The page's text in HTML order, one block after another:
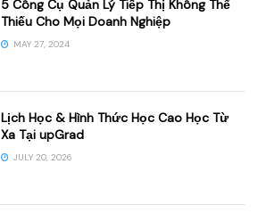
5 Công Cụ Quản Lý Tiếp Thị Không Thể
Thiếu Cho Mọi Doanh Nghiệp
MAY 27, 2024
Lịch Học & Hình Thức Học Cao Học Từ
Xa Tại upGrad
JULY 20, 2026